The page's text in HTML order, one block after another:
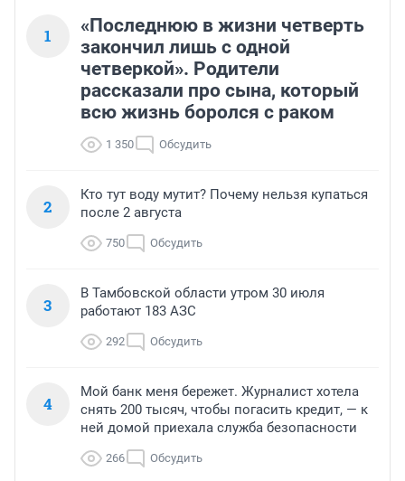
1
«Последнюю в жизни четверть
закончил лишь с одной
четверкой». Родители
рассказали про сына, который
всю жизнь боролся с раком
1 350 Обсудить
2
Кто тут воду мутит? Почему нельзя купаться
после 2 августа
750 Обсудить
3
В Тамбовской области утром 30 июля
работают 183 АЗС
292 Обсудить
4
Мой банк меня бережет. Журналист хотела
снять 200 тысяч, чтобы погасить кредит, — к
ней домой приехала служба безопасности
266 Обсудить